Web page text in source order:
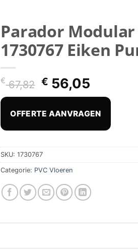
Parador Modular
1730767 Eiken
€67,82
prijs
was:
€ 67,82.
€ 56,05Huidige
prijs
is:
€ 56,05.
OFFERTE AANVRAGEN
SKU:1730767
Categorie: PVC Vloeren